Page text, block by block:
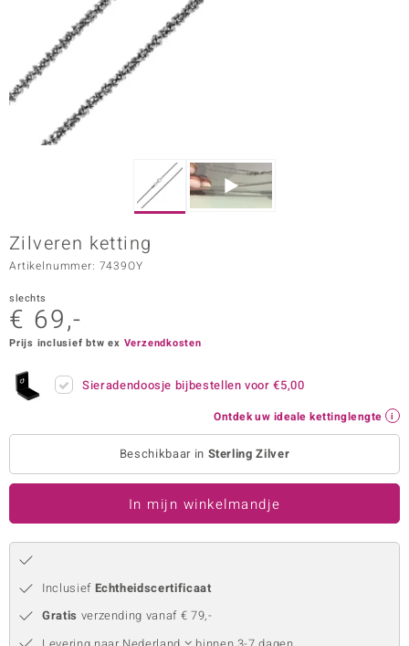
Designs
in Italy
Collection
Zilveren ketting
Artikelnummer: 7439OY
slechts
€ 69,-
Prijs inclusief btw ex Verzendkosten
Sieradendoosje bijbestellen voor€5,00
Ontdek uw ideale kettinglengte
Beschikbaar in Sterling Zilver
In mijn winkelmandje
Inclusief Echtheidscertificaat
Gratis verzending vanaf € 79,-